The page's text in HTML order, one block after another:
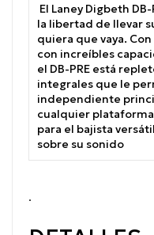
El Laney Digbeth
la libertad de llevar
quiera que vaya. Con
con increíbles
el DB-PRE está
integrales que le
independiente
cualquier
para el bajista
sobre su sonido
.